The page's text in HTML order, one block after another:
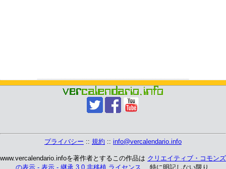
プライバシー :: 規約 :: info@vercalendario.info
www.vercalendario.infoを著作者とするこの作品は クリエイティブ・コモンズ
の表示 - 表示 - 継承 3.0 非移植 ライセンス 、 特に明記しない限り.